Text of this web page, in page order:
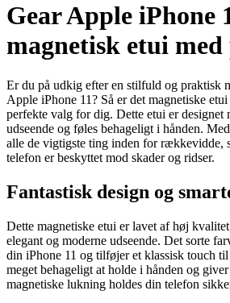
Gear Apple iPhone
magnetisk etui
Er du på udkig efter en stilfuld og praktisk
Apple iPhone 11? Så er det magnetiske
perfekte valg for dig. Dette etui er designet
udseende og føles behageligt i hånden.
alle de vigtigste ting inden for rækkevidde,
telefon er beskyttet mod skader og ridser.
Fantastisk design og
Dette magnetiske etui er lavet af høj
elegant og moderne udseende. Det sorte
din iPhone 11 og tilføjer et klassisk touch
meget behageligt at holde i hånden og
magnetiske lukning holdes din telefon